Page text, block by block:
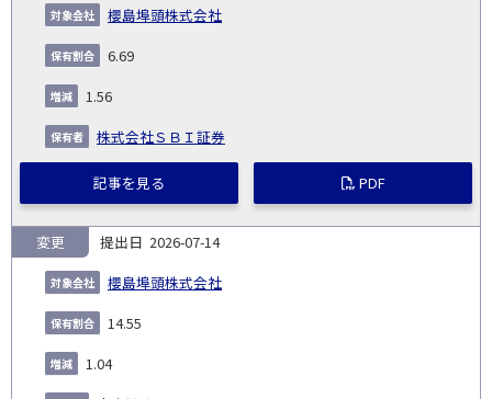
櫻島埠頭株式会社
6.69
1.56
株式会社ＳＢＩ証券
記事を見る PDF
2026-07-14
櫻島埠頭株式会社
変更
14.55
1.04